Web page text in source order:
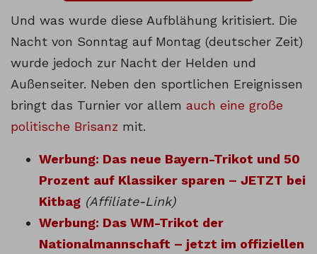
Und was wurde diese Aufblähung kritisiert. Die
Nacht von Sonntag auf Montag (deutscher Zeit)
wurde jedoch zur Nacht der Helden und
Außenseiter. Neben den sportlichen Ereignissen
bringt das Turnier vor allem auch eine große
politische Brisanz mit.
Werbung: Das neue Bayern-Trikot und 50
Prozent auf Klassiker sparen – JETZT bei
Kitbag (Affiliate-Link)
Werbung: Das WM-Trikot der
Nationalmannschaft – jetzt im offiziellen